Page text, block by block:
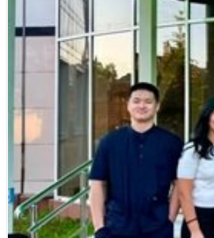
Facebook
Diziler
Karikatür
Youtube
Polemik
Künye
SOSYAL MEDYA
Facebook